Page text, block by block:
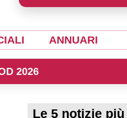
ANNUARI
2026
Le 5 notizie